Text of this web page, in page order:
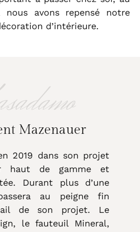
nous avons repensé notre
d’intérieure.
Mazenauer
2019 dans son projet
haut de gamme et
Durant plus d’une
au peigne fin
de son projet. Le
le fauteuil Mineral,